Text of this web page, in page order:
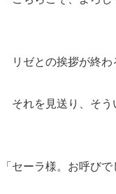
リゼとの挨拶が終わ
それを見送り、そう
「セーラ様。お呼びで